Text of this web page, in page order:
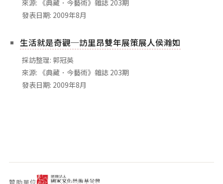
來源: 《典藏．今藝術》雜誌 203期
發表日期: 2009年8月
生活就是奇觀─訪里昂雙年展策展人侯瀚如
採訪整理: 郭冠英
來源: 《典藏．今藝術》雜誌 203期
發表日期: 2009年8月